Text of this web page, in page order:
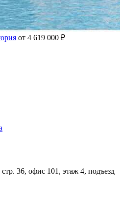
от 4 619 000 ₽
36, офис 101, этаж 4, подъезд